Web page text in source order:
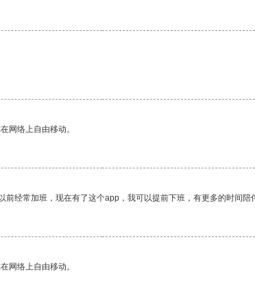
网络上自由移动。
经常加班，现在有了这个app，我可以提前下班，有更多的时间陪
网络上自由移动。